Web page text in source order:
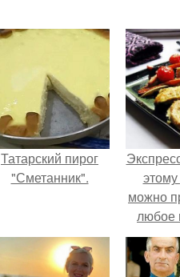
Татарский пирог
"Сметанник".
можно
любое